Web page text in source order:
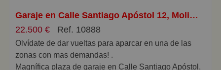
Garaje en Calle Santiago Apóstol 12, Molino de la Vega - Zafra, Huelva
22.500 €
Ref. 10888
Olvídate de dar vueltas para aparcar en una de las
zonas con mas demandas! .
Magnífica plaza de garaje en Calle Santiago Apóstol,